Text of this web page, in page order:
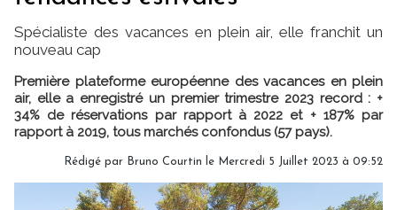
Spécialiste des vacances en plein air, elle franchit un
nouveau cap
Première plateforme européenne des vacances en plein
air, elle a enregistré un premier trimestre 2023 record : +
34% de réservations par rapport à 2022 et + 187% par
rapport à 2019, tous marchés confondus (57 pays).
Rédigé par Bruno Courtin le Mercredi 5 Juillet 2023 à 09:52